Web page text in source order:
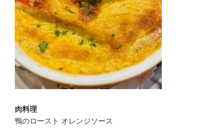
肉料理
鴨のロースト オレンジソース